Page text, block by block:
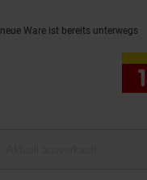
neue Ware ist bereits unterwegs